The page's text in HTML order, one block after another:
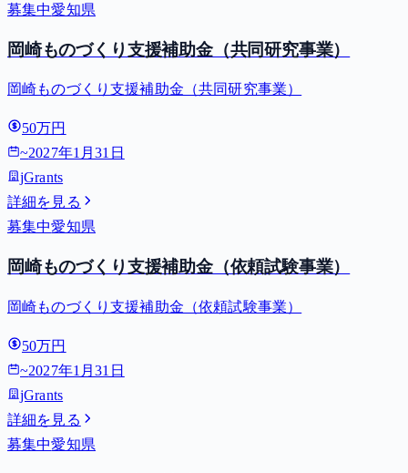
募集中愛知県
岡崎ものづくり支援補助金（共同研究事業）
岡崎ものづくり支援補助金（共同研究事業）
50万円
~2027年1月31日
jGrants
詳細を見る
募集中愛知県
岡崎ものづくり支援補助金（依頼試験事業）
岡崎ものづくり支援補助金（依頼試験事業）
50万円
~2027年1月31日
jGrants
詳細を見る
募集中愛知県